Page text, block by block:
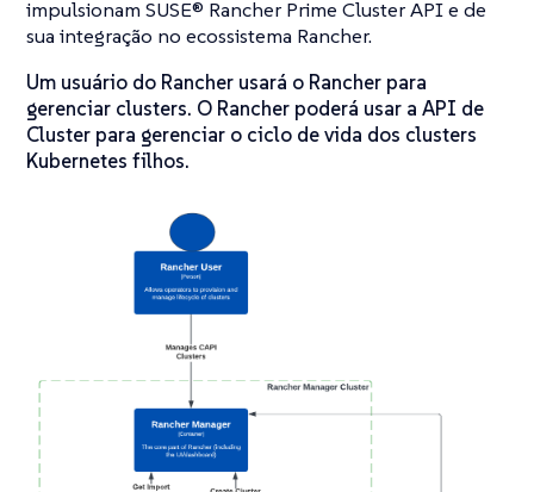
impulsionam SUSE® Rancher Prime Cluster API e de
sua integração no ecossistema Rancher.
Um usuário do Rancher usará o Rancher para
gerenciar clusters. O Rancher poderá usar a API de
Cluster para gerenciar o ciclo de vida dos clusters
Kubernetes filhos.